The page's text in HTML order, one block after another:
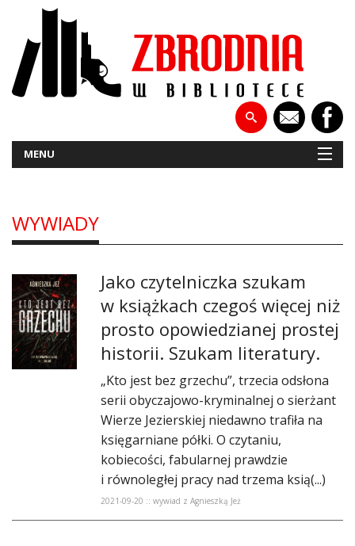
MENU
NOWOŚCI
WYWIADY
RECENZJE
DO CZYTANIA
NA EKRANIE
WYWIADY
Jako czytelniczka szukam
w książkach czegoś więcej niż
prosto opowiedzianej prostej
historii. Szukam literatury.
​„Kto jest bez grzechu”, trzecia odsłona
serii obyczajowo-kryminalnej o sierżant
Wierze Jezierskiej niedawno trafiła na
księgarniane półki. O czytaniu,
kobiecości, fabularnej prawdzie
i równoległej pracy nad trzema ksią(...)
2021-09-20 :: wywiad z Agnieszką Jeż